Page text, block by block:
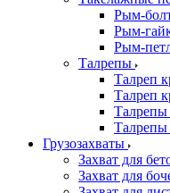
Рым-
Рым-
Рым-
Талрепы
Талреп
Талреп
Талрепы
Талрепы
Грузозахваты
Захват для
Захват для